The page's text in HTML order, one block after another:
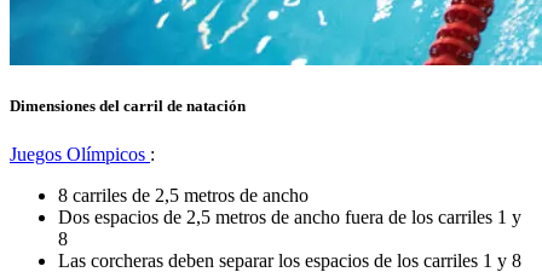
Dimensiones del carril de natación
Juegos Olímpicos :
8 carriles de 2,5 metros de ancho
Dos espacios de 2,5 metros de ancho fuera de los carriles 1 y
8
Las corcheras deben separar los espacios de los carriles 1 y 8